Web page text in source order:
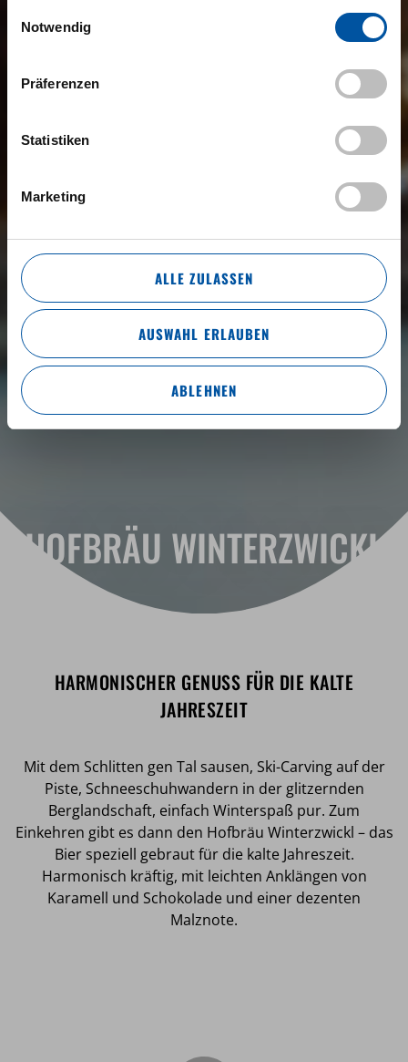
Notwendig
Präferenzen
Statistiken
Marketing
ALLE ZULASSEN
AUSWAHL ERLAUBEN
ABLEHNEN
HOFBRÄU WINTERZWICKL
HARMONISCHER GENUSS FÜR DIE KALTE
JAHRESZEIT
Mit dem Schlitten gen Tal sausen, Ski-Carving auf der
Piste, Schneeschuhwandern in der glitzernden
Berglandschaft, einfach Winterspaß pur. Zum
Einkehren gibt es dann den Hofbräu Winterzwickl – das
Bier speziell gebraut für die kalte Jahreszeit.
Harmonisch kräftig, mit leichten Anklängen von
Karamell und Schokolade und einer dezenten
Malznote.